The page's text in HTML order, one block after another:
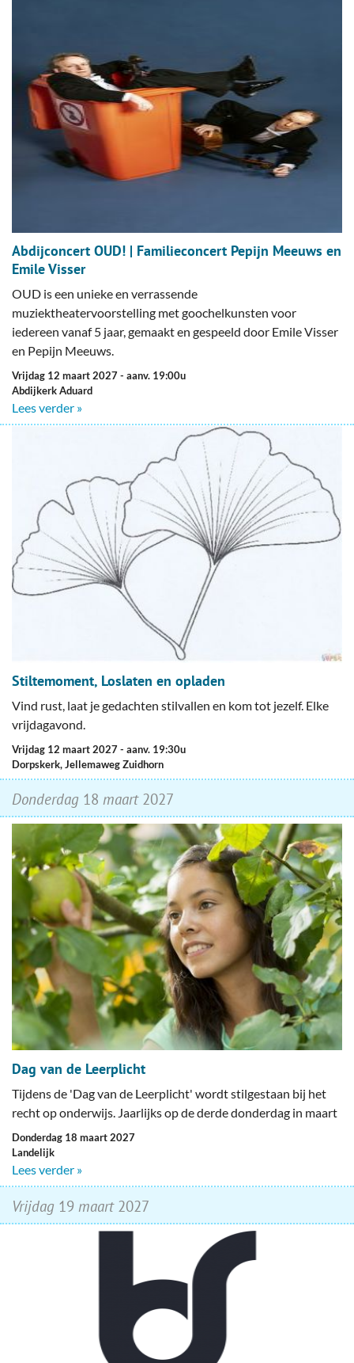
Abdijconcert OUD! | Familieconcert Pepijn Meeuws en
Emile Visser
OUD is een unieke en verrassende
muziektheatervoorstelling met goochelkunsten voor
iedereen vanaf 5 jaar, gemaakt en gespeeld door Emile Visser
en Pepijn Meeuws.
vrijdag 12 maart 2027- aanv. 19:00u
Abdijkerk Aduard
Lees verder »
Stiltemoment, Loslaten en opladen
Vind rust, laat je gedachten stilvallen en kom tot jezelf. Elke
vrijdagavond.
vrijdag 12 maart 2027- aanv. 19:30u
Dorpskerk, Jellemaweg Zuidhorn
donderdag 18 maart2027
Dag van de Leerplicht
Tijdens de 'Dag van de Leerplicht' wordt stilgestaan bij het
recht op onderwijs. Jaarlijks op de derde donderdag in maart
donderdag 18 maart 2027
Landelijk
Lees verder »
vrijdag 19 maart2027